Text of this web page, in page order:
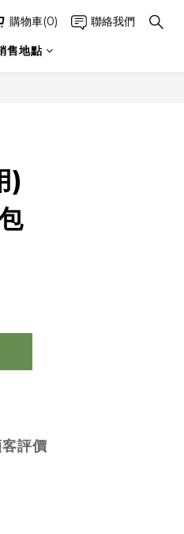
購物車(0) 聯絡我們
售地點
)
評價